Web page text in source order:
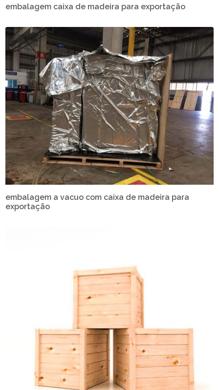
embalagem caixa de madeira para exportação
embalagem a vacuo com caixa de madeira para
exportação